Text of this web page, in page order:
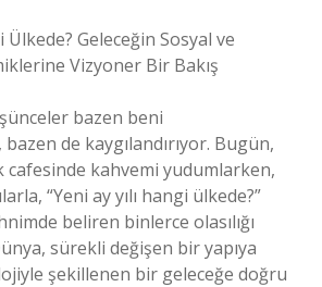
Ülkede? Geleceğin Sosyal ve
Vizyoner Bir Bakış
bazen beni
de kaygılandırıyor. Bugün,
cafesinde kahvemi yudumlarken,
“Yeni ay yılı hangi ülkede?”
beliren binlerce olasılığı
sürekli değişen bir yapıya
şekillenen bir geleceğe doğru